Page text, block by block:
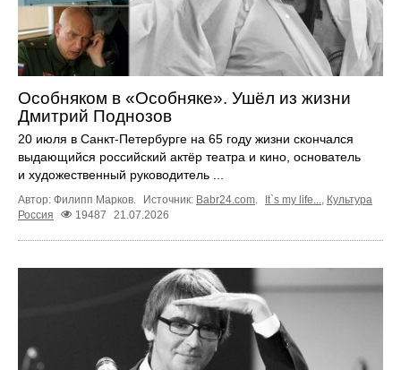
Особняком в «Особняке». Ушёл из жизни
Дмитрий Поднозов
20 июля в Санкт-Петербурге на 65 году жизни скончался
выдающийся российский актёр театра и кино, основатель
и художественный руководитель ...
Автор: Филипп Марков. Источник: Babr24.com. It`s my life..., Культура
Россия
19487 21.07.2026